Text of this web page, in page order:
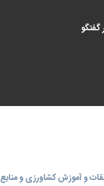
گفتگو
و آموزش کشاورزی و منابع